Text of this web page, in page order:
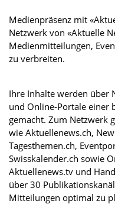
Medienpräsenz mit
Netzwerk von «Aktuelle
Medienmitteilungen,
zu verbreiten.
Ihre Inhalte werden über
und Online-Portale einer
gemacht. Zum Netzwerk
wie Aktuellenews.ch,
Tagesthemen.ch,
Swisskalender.ch sowie
Aktuellenews.tv und
über 30
Mitteilungen optimal zu